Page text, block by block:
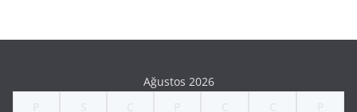
Ağustos 2026